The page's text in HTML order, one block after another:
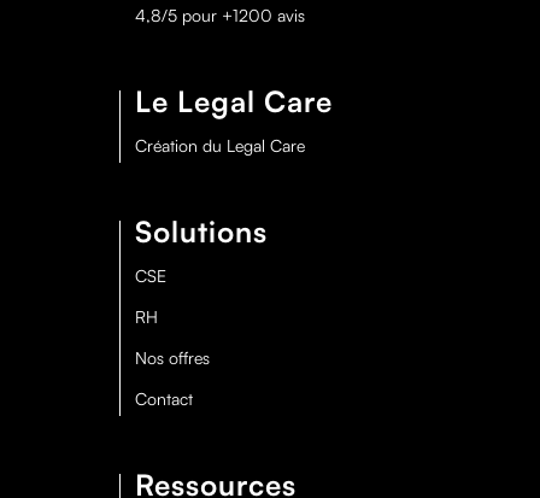
4,8/5 pour +1200 avis
Le Legal Care
Création du Legal Care
Solutions
CSE
RH
Nos offres
Contact
Ressources